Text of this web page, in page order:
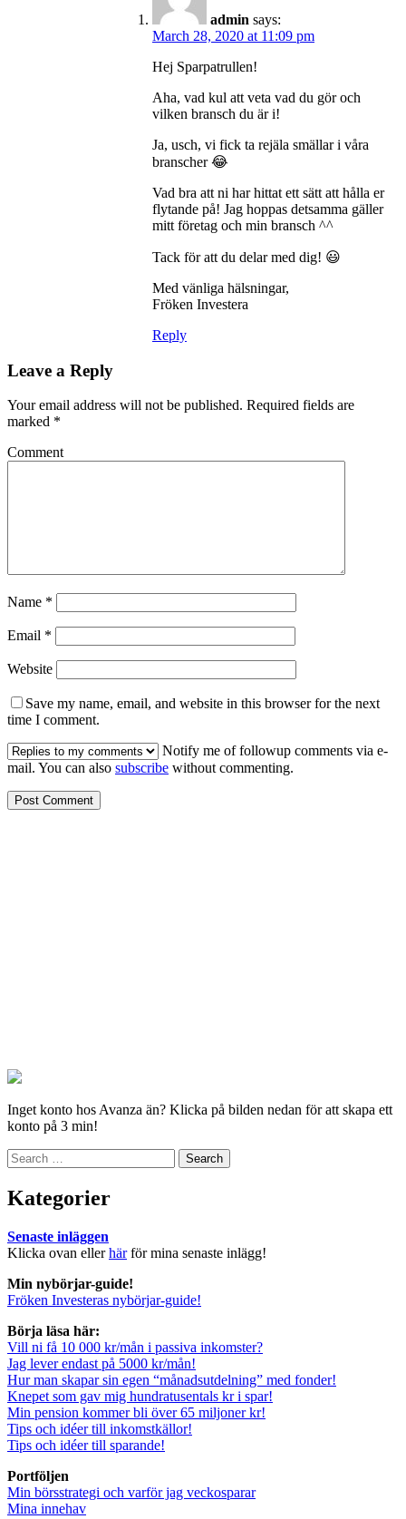
admin says:
March 28, 2020 at 11:09 pm
Hej Sparpatrullen!
Aha, vad kul att veta vad du gör och
vilken bransch du är i!
Ja, usch, vi fick ta rejäla smällar i våra
branscher 😂
Vad bra att ni har hittat ett sätt att hålla er
flytande på! Jag hoppas detsamma gäller
mitt företag och min bransch ^^
Tack för att du delar med dig! 😃
Med vänliga hälsningar,
Fröken Investera
Reply
Leave a Reply
Your email address will not be published. Required fields are
marked *
Comment
Name *
Email *
Website
Save my name, email, and website in this browser for the next
time I comment.
Notify me of followup comments via e-
mail. You can also subscribe without commenting.
Inget konto hos Avanza än? Klicka på bilden nedan för att skapa ett
konto på 3 min!
Search
for:
Kategorier
Senaste inläggen
Klicka ovan ellerhärför mina senaste inlägg!
Min nybörjar-guide!
Fröken Investeras nybörjar-guide!
Börja läsa här:
Vill ni få 10 000 kr/mån i passiva inkomster?
Jag lever endast på 5000 kr/mån!
Hur man skapar sin egen “månadsutdelning” med fonder!
Knepet som gav mig hundratusentals kr i spar!
Min pension kommer bli över 65 miljoner kr!
Tips och idéer till inkomstkällor!
Tips och idéer till sparande!
Portföljen
Min börsstrategi och varför jag veckosparar
Mina innehav